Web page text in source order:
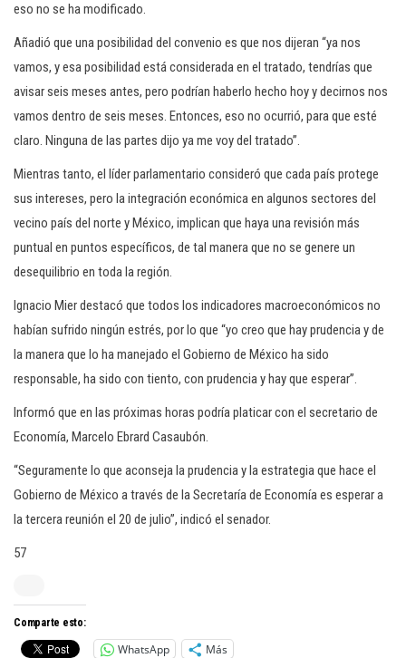
eso no se ha modificado.
Añadió que una posibilidad del convenio es que nos dijeran “ya nos
vamos, y esa posibilidad está considerada en el tratado, tendrías que
avisar seis meses antes, pero podrían haberlo hecho hoy y decirnos nos
vamos dentro de seis meses. Entonces, eso no ocurrió, para que esté
claro. Ninguna de las partes dijo ya me voy del tratado”.
Mientras tanto, el líder parlamentario consideró que cada país protege
sus intereses, pero la integración económica en algunos sectores del
vecino país del norte y México, implican que haya una revisión más
puntual en puntos específicos, de tal manera que no se genere un
desequilibrio en toda la región.
Ignacio Mier destacó que todos los indicadores macroeconómicos no
habían sufrido ningún estrés, por lo que “yo creo que hay prudencia y de
la manera que lo ha manejado el Gobierno de México ha sido
responsable, ha sido con tiento, con prudencia y hay que esperar”.
Informó que en las próximas horas podría platicar con el secretario de
Economía, Marcelo Ebrard Casaubón.
“Seguramente lo que aconseja la prudencia y la estrategia que hace el
Gobierno de México a través de la Secretaría de Economía es esperar a
la tercera reunión el 20 de julio”, indicó el senador.
57
Comparte esto:
WhatsApp Más